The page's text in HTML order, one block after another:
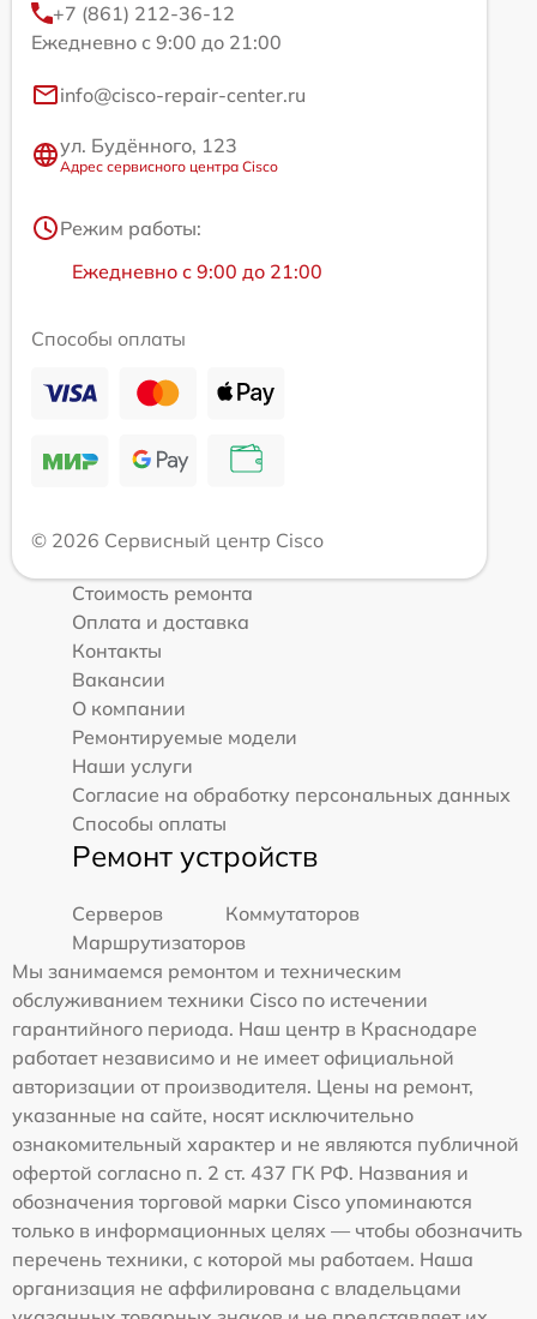
+7 (861) 212-36-12
Ежедневно с 9:00 до 21:00
info@cisco-repair-center.ru
ул. Будённого, 123
Адрес сервисного центра Cisco
Режим работы:
Ежедневно с 9:00 до 21:00
Способы оплаты
© 2026 Сервисный центр Cisco
Стоимость ремонта
Оплата и доставка
Контакты
Вакансии
О компании
Ремонтируемые модели
Наши услуги
Согласие на обработку персональных данных
Способы оплаты
Ремонт устройств
Серверов
Коммутаторов
Маршрутизаторов
Мы занимаемся ремонтом и техническим
обслуживанием техники Cisco по истечении
гарантийного периода. Наш центр в Краснодаре
работает независимо и не имеет официальной
авторизации от производителя. Цены на ремонт,
указанные на сайте, носят исключительно
ознакомительный характер и не являются публичной
офертой согласно п. 2 ст. 437 ГК РФ. Названия и
обозначения торговой марки Cisco упоминаются
только в информационных целях — чтобы обозначить
перечень техники, с которой мы работаем. Наша
организация не аффилирована с владельцами